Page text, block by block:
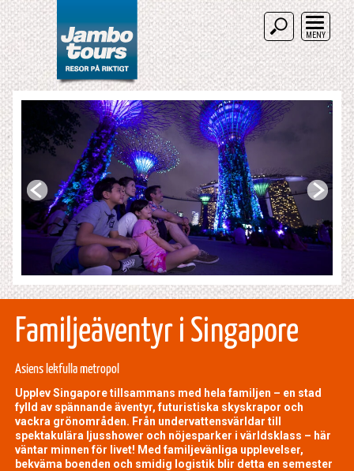
MENY
Familjeäventyr i Singapore
Asiens lekfulla metropol
Upplev Singapore tillsammans med hela familjen – en stad
fylld av spännande äventyr, futuristiska skyskrapor och
vackra grönområden. Från undervattensvärldar till
spektakulära ljusshower och nöjesparker i världsklass – här
väntar minnen för livet! Med familjevänliga upplevelser,
bekväma boenden och smidig logistik blir detta en semester